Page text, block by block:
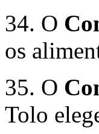
34. O
os
35. O
Tolo